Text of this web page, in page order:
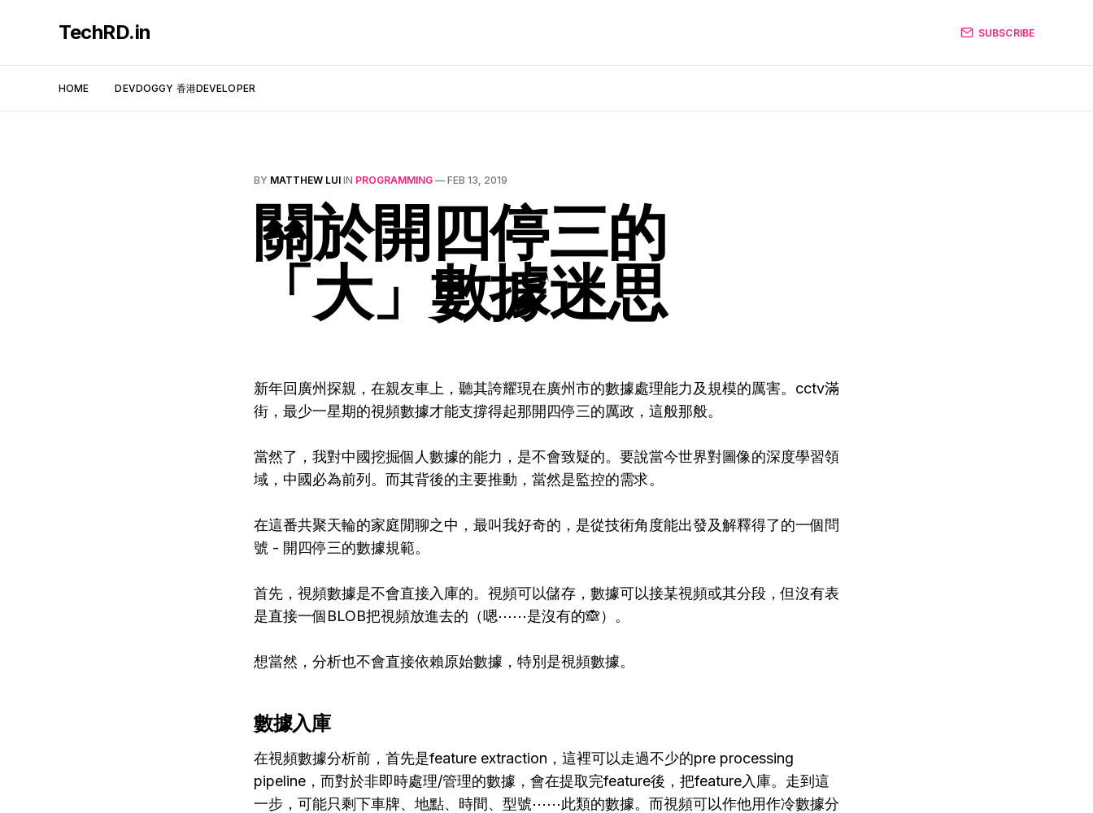
TechRD.in
HOME DEVDOGGY 香港DEVELOPER
SUBSCRIBE
BY MATTHEW LUI IN PROGRAMMING — FEB 13, 2019
關於開四停三的
「大」數據迷思
新年回廣州探親，在親友車上，聽其誇耀現在廣州市的數據處理能力及規模的厲害。cctv滿
街，最少一星期的視頻數據才能支撐得起那開四停三的厲政，這般那般。
當然了，我對中國挖掘個人數據的能力，是不會致疑的。要說當今世界對圖像的深度學習領
域，中國必為前列。而其背後的主要推動，當然是監控的需求。
在這番共聚天輪的家庭閒聊之中，最叫我好奇的，是從技術角度能出發及解釋得了的一個問
號 - 開四停三的數據規範。
首先，視頻數據是不會直接入庫的。視頻可以儲存，數據可以接某視頻或其分段，但沒有表
是直接一個BLOB把視頻放進去的（嗯⋯⋯是沒有的🙈）。
想當然，分析也不會直接依賴原始數據，特別是視頻數據。
數據入庫
在視頻數據分析前，首先是feature extraction，這裡可以走過不少的pre processing
pipeline，而對於非即時處理/管理的數據，會在提取完feature後，把feature入庫。走到這
一步，可能只剩下車牌、地點、時間、型號⋯⋯此類的數據。而視頻可以作他用作冷數據分